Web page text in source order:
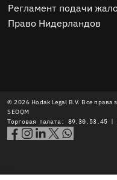
Регламент подачи
Право Нидерландов
© 2026 Hodak Legal B.V. Все
SEOQM
Торговая палата: 89.30.53.45 |